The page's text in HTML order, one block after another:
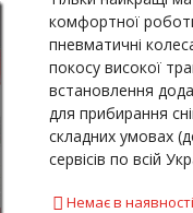
комфортної
пневматичні
покосу високої
встановлення
для прибирання
складних умовах
сервісів по всій
Немає в наявності